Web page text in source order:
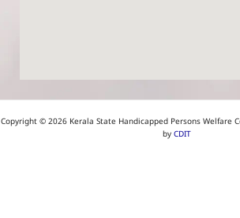
Copyright © 2026 Kerala State Handicapped Persons Welfare
by CDIT